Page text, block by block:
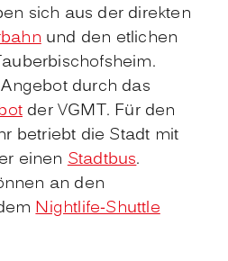
sich aus der direkten
und den etlichen
durch das
der VGMT. Für den
betriebt die Stadt mit
einenStadtbus.
an den
Nightlife-Shuttle